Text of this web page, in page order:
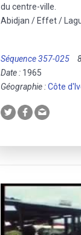
du centre-ville.
Abidjan / Effet /
Séquence 357-025
Date : 1965
Géographie :Côte